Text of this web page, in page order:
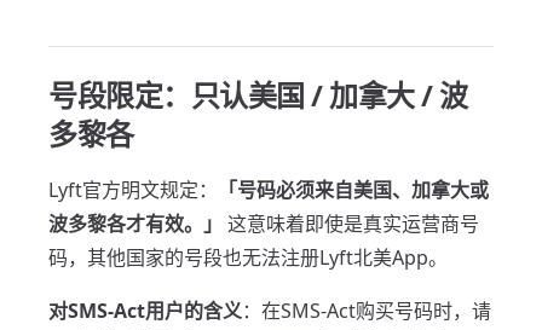
号段限定：只认美国 / 加拿大 / 波
多黎各
Lyft官方明文规定：
「号码必须来自美国、加拿大或
波多黎各才有效。」 这意味着即使是真实运营商号
码，其他国家的号段也无法注册Lyft北美App。
对SMS-Act用户的含义：在SMS-Act购买号码时，请